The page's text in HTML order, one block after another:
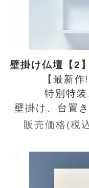
壁掛け仏壇【2
【最新
特別特
壁掛け、台置
販売価格(税